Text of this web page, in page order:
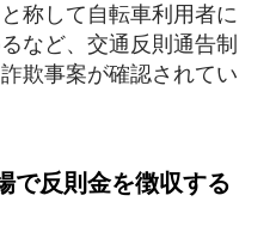
称して自転車利用者に
など、交通反則通告制
欺事案が確認されてい
で反則金を徴収する